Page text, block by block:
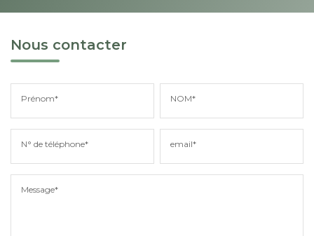
Nous contacter
Prénom* NOM*
N° de téléphone* email*
Message*